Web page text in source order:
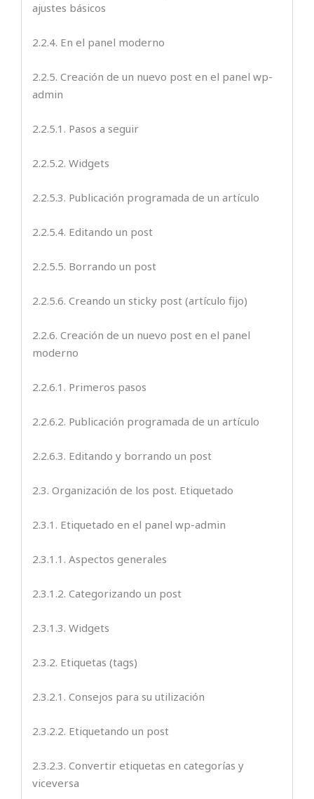
ajustes básicos
2.2.4. En el panel moderno
2.2.5. Creación de un nuevo post en el panel wp-
admin
2.2.5.1. Pasos a seguir
2.2.5.2. Widgets
2.2.5.3. Publicación programada de un artículo
2.2.5.4. Editando un post
2.2.5.5. Borrando un post
2.2.5.6. Creando un sticky post (artículo fijo)
2.2.6. Creación de un nuevo post en el panel
moderno
2.2.6.1. Primeros pasos
2.2.6.2. Publicación programada de un artículo
2.2.6.3. Editando y borrando un post
2.3. Organización de los post. Etiquetado
2.3.1. Etiquetado en el panel wp-admin
2.3.1.1. Aspectos generales
2.3.1.2. Categorizando un post
2.3.1.3. Widgets
2.3.2. Etiquetas (tags)
2.3.2.1. Consejos para su utilización
2.3.2.2. Etiquetando un post
2.3.2.3. Convertir etiquetas en categorías y
viceversa